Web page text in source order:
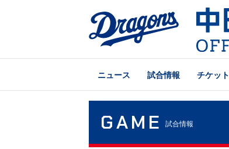
ニュース 試合情報 チケット
GAME 試合情報